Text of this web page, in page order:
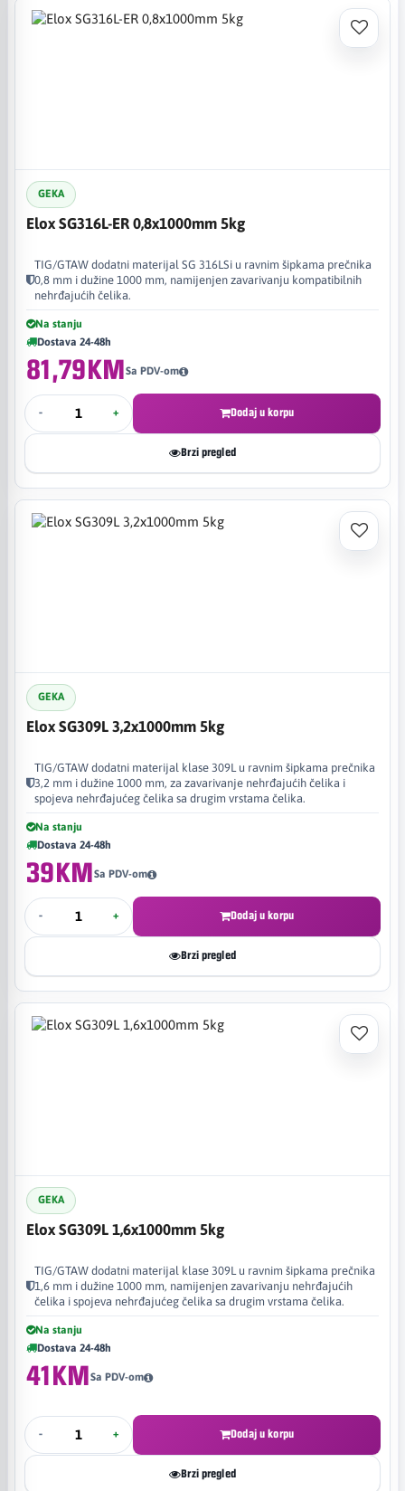
GEKA
Elox SG316L-ER 0,8x1000mm 5kg
TIG/GTAW dodatni materijal SG 316LSi u ravnim šipkama prečnika
0,8 mm i dužine 1000 mm, namijenjen zavarivanju kompatibilnih
nehrđajućih čelika.
Na stanju
Dostava 24-48h
81,79KMSa PDV-om
- + Dodaj u korpu
Brzi pregled
GEKA
Elox SG309L 3,2x1000mm 5kg
TIG/GTAW dodatni materijal klase 309L u ravnim šipkama prečnika
3,2 mm i dužine 1000 mm, za zavarivanje nehrđajućih čelika i
spojeva nehrđajućeg čelika sa drugim vrstama čelika.
Na stanju
Dostava 24-48h
39KMSa PDV-om
- + Dodaj u korpu
Brzi pregled
GEKA
Elox SG309L 1,6x1000mm 5kg
TIG/GTAW dodatni materijal klase 309L u ravnim šipkama prečnika
1,6 mm i dužine 1000 mm, namijenjen zavarivanju nehrđajućih
čelika i spojeva nehrđajućeg čelika sa drugim vrstama čelika.
Na stanju
Dostava 24-48h
41KMSa PDV-om
- + Dodaj u korpu
Brzi pregled